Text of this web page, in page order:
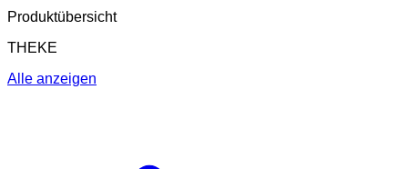
Produktübersicht
THEKE
Alle anzeigen